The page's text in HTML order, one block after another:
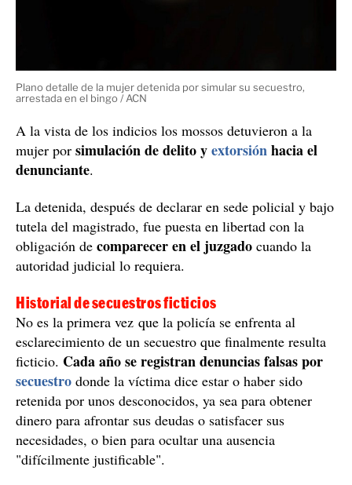
Plano detalle de la mujer detenida por simular su secuestro,
arrestada en el bingo / ACN
A la vista de los indicios los mossos detuvieron a la
mujer por simulación de delito yextorsiónhacia el
denunciante.
La detenida, después de declarar en sede policial y bajo
tutela del magistrado, fue puesta en libertad con la
obligación de comparecer en el juzgado cuando la
autoridad judicial lo requiera.
Historial de secuestros ficticios
No es la primera vez que la policía se enfrenta al
esclarecimiento de un secuestro que finalmente resulta
ficticio. Cada año se registran denuncias falsas por
secuestro donde la víctima dice estar o haber sido
retenida por unos desconocidos, ya sea para obtener
dinero para afrontar sus deudas o satisfacer sus
necesidades, o bien para ocultar una ausencia
"difícilmente justificable".